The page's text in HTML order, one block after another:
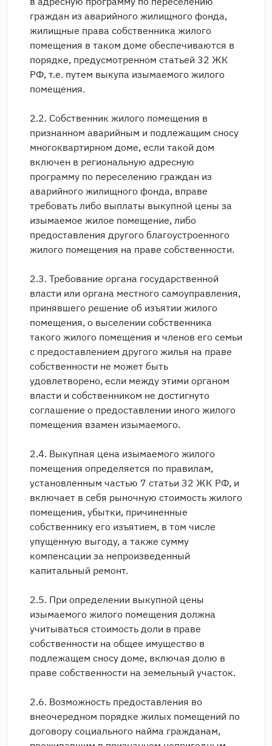
граждан из аварийного жилищного фонда,
жилищные права собственника жилого
помещения в таком доме обеспечиваются в
порядке, предусмотренном статьей 32 ЖК
РФ, т.е. путем выкупа изымаемого жилого
помещения.
2.2. Собственник жилого помещения в
признанном аварийным и подлежащим сносу
многоквартирном доме, если такой дом
включен в региональную адресную
программу по переселению граждан из
аварийного жилищного фонда, вправе
требовать либо выплаты выкупной цены за
изымаемое жилое помещение, либо
предоставления другого благоустроенного
жилого помещения на праве собственности.
2.3. Требование органа государственной
власти или органа местного самоуправления,
принявшего решение об изъятии жилого
помещения, о выселении собственника
такого жилого помещения и членов его семьи
с предоставлением другого жилья на праве
собственности не может быть
удовлетворено, если между этими органом
власти и собственником не достигнуто
соглашение о предоставлении иного жилого
помещения взамен изымаемого.
2.4. Выкупная цена изымаемого жилого
помещения определяется по правилам,
установленным частью 7 статьи 32 ЖК РФ, и
включает в себя рыночную стоимость жилого
помещения, убытки, причиненные
собственнику его изъятием, в том числе
упущенную выгоду, а также сумму
компенсации за непроизведенный
капитальный ремонт.
2.5. При определении выкупной цены
изымаемого жилого помещения должна
учитываться стоимость доли в праве
собственности на общее имущество в
подлежащем сносу доме, включая долю в
праве собственности на земельный участок.
2.6. Возможность предоставления во
внеочередном порядке жилых помещений по
договору социального найма гражданам,